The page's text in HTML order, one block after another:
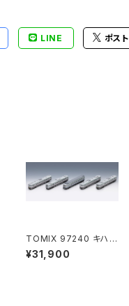
LINE ポスト
TOMIX 97240 キハ4
00系急行ディーゼルカ
ー（利尻）セット（5両） N
¥31,900